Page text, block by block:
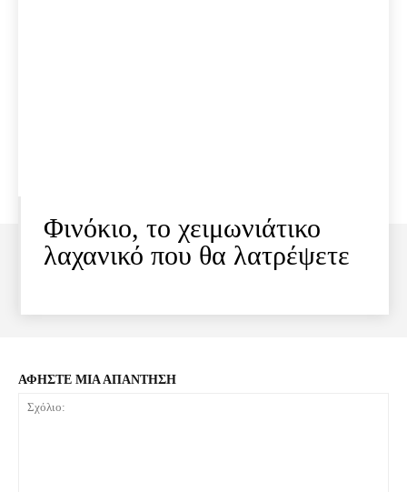
Φινόκιο, το χειμωνιάτικο
λαχανικό που θα λατρέψετε
ΑΦΗΣΤΕ ΜΙΑ ΑΠΑΝΤΗΣΗ